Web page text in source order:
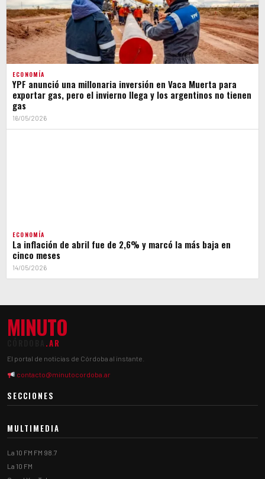
ECONOMÍA
YPF anunció una millonaria inversión en Vaca Muerta para
exportar gas, pero el invierno llega y los argentinos no tienen
gas
16/05/2026
ECONOMÍA
La inflación de abril fue de 2,6% y marcó la más baja en
cinco meses
14/05/2026
MINUTO
.AR
El portal de noticias de Córdoba al instante.
contacto@minutocordoba.ar
SECCIONES
MULTIMEDIA
La 10 FM FM 98.7
La 10 FM